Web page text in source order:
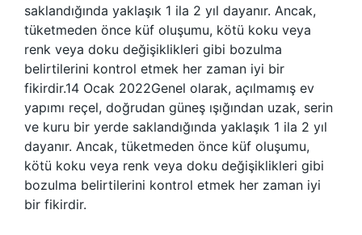
saklandığında yaklaşık 1 ila 2 yıl dayanır. Ancak,
tüketmeden önce küf oluşumu, kötü koku veya
renk veya doku değişiklikleri gibi bozulma
belirtilerini kontrol etmek her zaman iyi bir
fikirdir.14 Ocak 2022Genel olarak, açılmamış ev
yapımı reçel, doğrudan güneş ışığından uzak, serin
ve kuru bir yerde saklandığında yaklaşık 1 ila 2 yıl
dayanır. Ancak, tüketmeden önce küf oluşumu,
kötü koku veya renk veya doku değişiklikleri gibi
bozulma belirtilerini kontrol etmek her zaman iyi
bir fikirdir.